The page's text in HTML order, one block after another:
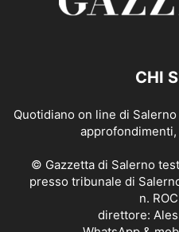
CHI
Quotidiano on line di
© Gazzetta di Salerno
presso tribunale di
n.
direttore: